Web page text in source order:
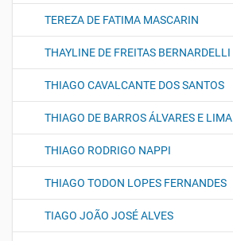
TEREZA DE FATIMA MASCARIN
THAYLINE DE FREITAS BERNARDELLI
THIAGO CAVALCANTE DOS SANTOS
THIAGO DE BARROS ÁLVARES E LIMA
THIAGO RODRIGO NAPPI
THIAGO TODON LOPES FERNANDES
TIAGO JOÃO JOSÉ ALVES